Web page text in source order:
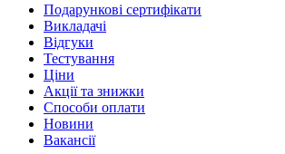
Подарункові сертифікати
Викладачі
Відгуки
Тестування
Ціни
Акції та знижки
Способи оплати
Новини
Вакансії